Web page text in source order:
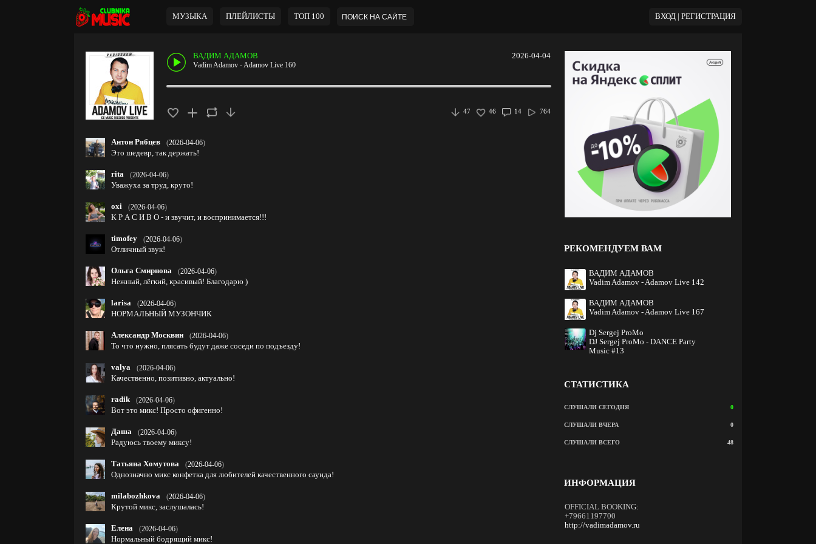
МУЗЫКА ПЛЕЙЛИСТЫ ТОП 100 ВХОД | РЕГИСТРАЦИЯ
2026-04-04
ВАДИМ АДАМОВ
Vadim Adamov - Adamov Live 160
764
14
46
47
Антон Рябцев (2026-04-06)
Это шедевр, так держать!
rita (2026-04-06)
Уважуха за труд, круто!
oxi (2026-04-06)
К Р А С И В О - и звучит, и воспринимается!!!
timofey (2026-04-06)
Отличный звук!
Ольга Смирнова (2026-04-06)
Нежный, лёгкий, красивый! Благодарю )
larisa (2026-04-06)
НОРМАЛЬНЫЙ МУЗОНЧИК
Александр Москвин (2026-04-06)
То что нужно, плясать будут даже соседи по подъезду!
valya (2026-04-06)
Качественно, позитивно, актуально!
radik (2026-04-06)
Вот это микс! Просто офигенно!
Даша (2026-04-06)
Радуюсь твоему миксу!
Татьяна Хомутова (2026-04-06)
Однозначно микс конфетка для любителей качественного саунда!
milabozhkova (2026-04-06)
Крутой микс, заслушалась!
Елена (2026-04-06)
Нормальный бодрящий микс!
РЕКОМЕНДУЕМ ВАМ
ВАДИМ АДАМОВ
Vadim Adamov - Adamov Live 142
ВАДИМ АДАМОВ
Vadim Adamov - Adamov Live 167
Dj Sergej ProMo
DJ Sergej ProMo - DANCE Party
Music #13
СТАТИСТИКА
СЛУШАЛИ СЕГОДНЯ 0
СЛУШАЛИ ВЧЕРА 0
СЛУШАЛИ ВСЕГО 48
ИНФОРМАЦИЯ
OFFICIAL BOOKING:
+79661197700
http://vadimadamov.ru